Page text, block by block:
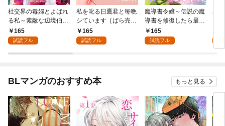
社交界の毒婦とよばれ
る私～素敵な辺境伯令
息に腕を折られたの
で、責任とってもらい
第1話
165
試読フル
私を叱る日鷹君と毎晩
シています［ばら売
り］ 第1話
165
試読フル
魔導書令嬢～伝説の魔
導書を修復したら最強
の精霊が味方になりま
した（クールな王弟殿
165
試読フル
寡
の
～
BLマンガのおすすめ本 もっと見る